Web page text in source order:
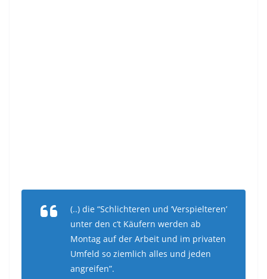
(..) die “Schlichteren und ‘Verspielteren’
unter den c’t Käufern werden ab
Montag auf der Arbeit und im privaten
Umfeld so ziemlich alles und jeden
angreifen”.